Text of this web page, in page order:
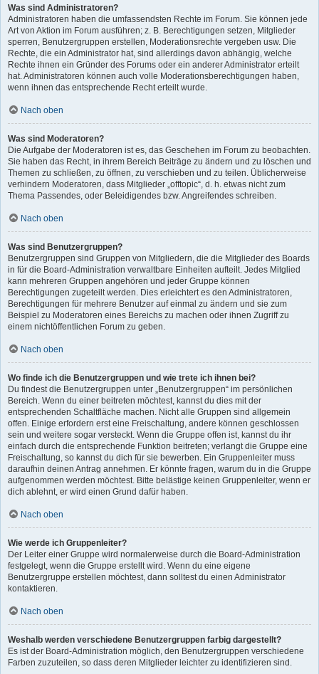
Was sind Administratoren?
Administratoren haben die umfassendsten Rechte im Forum. Sie können jede
Art von Aktion im Forum ausführen; z. B. Berechtigungen setzen, Mitglieder
sperren, Benutzergruppen erstellen, Moderationsrechte vergeben usw. Die
Rechte, die ein Administrator hat, sind allerdings davon abhängig, welche
Rechte ihnen ein Gründer des Forums oder ein anderer Administrator erteilt
hat. Administratoren können auch volle Moderationsberechtigungen haben,
wenn ihnen das entsprechende Recht erteilt wurde.
Nach oben
Was sind Moderatoren?
Die Aufgabe der Moderatoren ist es, das Geschehen im Forum zu beobachten.
Sie haben das Recht, in ihrem Bereich Beiträge zu ändern und zu löschen und
Themen zu schließen, zu öffnen, zu verschieben und zu teilen. Üblicherweise
verhindern Moderatoren, dass Mitglieder „offtopic“, d. h. etwas nicht zum
Thema Passendes, oder Beleidigendes bzw. Angreifendes schreiben.
Nach oben
Was sind Benutzergruppen?
Benutzergruppen sind Gruppen von Mitgliedern, die die Mitglieder des Boards
in für die Board-Administration verwaltbare Einheiten aufteilt. Jedes Mitglied
kann mehreren Gruppen angehören und jeder Gruppe können
Berechtigungen zugeteilt werden. Dies erleichtert es den Administratoren,
Berechtigungen für mehrere Benutzer auf einmal zu ändern und sie zum
Beispiel zu Moderatoren eines Bereichs zu machen oder ihnen Zugriff zu
einem nichtöffentlichen Forum zu geben.
Nach oben
Wo finde ich die Benutzergruppen und wie trete ich ihnen bei?
Du findest die Benutzergruppen unter „Benutzergruppen“ im persönlichen
Bereich. Wenn du einer beitreten möchtest, kannst du dies mit der
entsprechenden Schaltfläche machen. Nicht alle Gruppen sind allgemein
offen. Einige erfordern erst eine Freischaltung, andere können geschlossen
sein und weitere sogar versteckt. Wenn die Gruppe offen ist, kannst du ihr
einfach durch die entsprechende Funktion beitreten; verlangt die Gruppe eine
Freischaltung, so kannst du dich für sie bewerben. Ein Gruppenleiter muss
daraufhin deinen Antrag annehmen. Er könnte fragen, warum du in die Gruppe
aufgenommen werden möchtest. Bitte belästige keinen Gruppenleiter, wenn er
dich ablehnt, er wird einen Grund dafür haben.
Nach oben
Wie werde ich Gruppenleiter?
Der Leiter einer Gruppe wird normalerweise durch die Board-Administration
festgelegt, wenn die Gruppe erstellt wird. Wenn du eine eigene
Benutzergruppe erstellen möchtest, dann solltest du einen Administrator
kontaktieren.
Nach oben
Weshalb werden verschiedene Benutzergruppen farbig dargestellt?
Es ist der Board-Administration möglich, den Benutzergruppen verschiedene
Farben zuzuteilen, so dass deren Mitglieder leichter zu identifizieren sind.